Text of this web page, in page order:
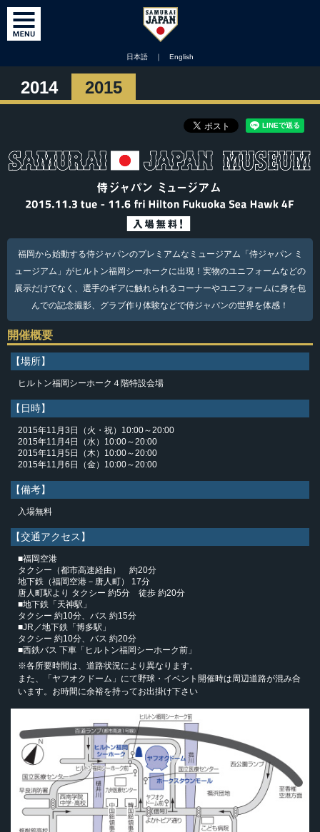
日本語 ｜ English
2014 2015
福岡から始動する侍ジャパンのプレミアムなミュージアム「侍ジャパン ミ
ュージアム」がヒルトン福岡シーホークに出現！実物のユニフォームなどの
展示だけでなく、選手のギアに触れられるコーナーやユニフォームに身を包
んでの記念撮影、グラブ作り体験などで侍ジャパンの世界を体感！
開催概要
【場所】
ヒルトン福岡シーホーク４階特設会場
【日時】
2015年11月3日（火・祝）10:00～20:00
2015年11月4日（水）10:00～20:00
2015年11月5日（木）10:00～20:00
2015年11月6日（金）10:00～20:00
【備考】
入場無料
【交通アクセス】
■福岡空港
タクシー（都市高速経由） 約20分
地下鉄（福岡空港－唐人町） 17分
唐人町駅より タクシー 約5分 徒歩 約20分
■地下鉄「天神駅」
タクシー 約10分、バス 約15分
■JR／地下鉄「博多駅」
タクシー 約10分、バス 約20分
■西鉄バス 下車「ヒルトン福岡シーホーク前」
※各所要時間は、道路状況により異なります。
また、「ヤフオクドーム」にて野球・イベント開催時は周辺道路が混み合
います。お時間に余裕を持ってお出掛け下さい